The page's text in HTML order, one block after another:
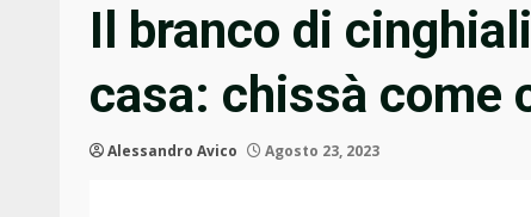
Il branco di
casa: chissà come
Alessandro Avico Agosto 23, 2023